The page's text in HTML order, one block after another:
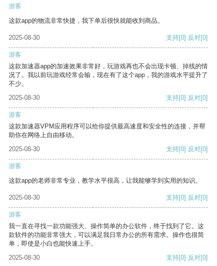
游客
这款app的物流非常快捷，我下单后很快就能收到商品。
2025-08-30 支持[0] 反对[0]
游客
这款加速器app的加速效果非常好，玩游戏再也不会出现卡顿、掉线的情
况了。我以前玩游戏经常会输，现在有了这个app，我的游戏水平提升了
不少。
2025-08-30
支持[0] 反对[0]
游客
这款加速器VPM应用程序可以给你提供最高速度和安全性的连接，并帮
助你在网络上自由移动。
2025-08-30
支持[0] 反对[0]
游客
这款app的老师非常专业，教学水平很高，让我能够学到实用的知识。
2025-08-30 支持[0] 反对[0]
游客
我一直在寻找一款功能强大、操作简单的办公软件，终于找到了它。这
款软件的功能非常强大，可以满足我日常办公的所有需求。操作也很简
单，即使是小白也能快速上手。
2025-08-30
支持[0] 反对[0]